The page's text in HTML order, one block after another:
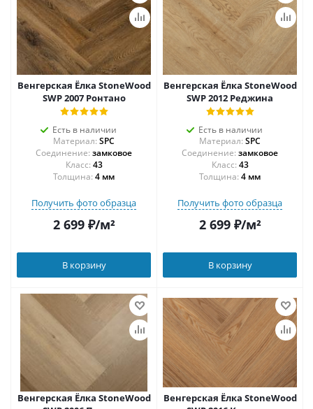
Венгерская Ёлка StoneWood
SWP 2007 Ронтано
Есть в наличии
Материал: SPC
Соединение: замковое
43
Толщина: 4 мм
Получить фото образца
2 699₽/м²
В корзину
Венгерская Ёлка StoneWood
SWP 2012 Реджина
Есть в наличии
Материал: SPC
Соединение: замковое
43
Толщина: 4 мм
Получить фото образца
2 699₽/м²
В корзину
Венгерская Ёлка StoneWood
Венгерская Ёлка StoneWood